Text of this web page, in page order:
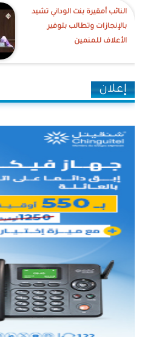
النائب أمقيرة بنت الوداني تشيد
بالإنجازات وتطالب بتوفير
الأعلاف للمنمين
إعلان